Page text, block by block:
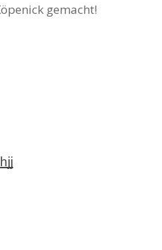
gemacht!
hjj